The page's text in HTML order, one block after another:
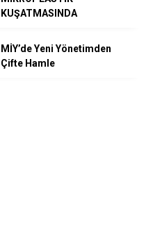
KUŞATMASINDA
MİY’de Yeni Yönetimden
Çifte Hamle